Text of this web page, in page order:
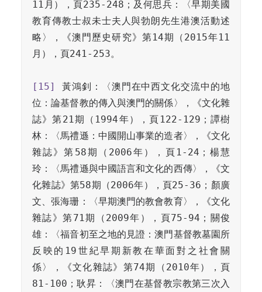
11月），頁235-248；及何思兵：〈早期美國
教育傳教士叔未士夫人與勃朗先生港澳活動述
略〉，《澳門歷史研究》第14期（2015年11
月），頁241-253。
[15]
黃鴻釗：〈澳門在中西文化交流中的地
位：論基督教的傳入與澳門的關係〉，《文化雜
誌》第21期（1994年），頁122-129；譚樹
林：〈馬禮遜：中國開山事業的造者〉，《文化
雜誌》第58期（2006年），頁1-24；楊慧
玲：〈馬禮遜與中國語言和文化的西傳〉，《文
化雜誌》第58期（2006年），頁25-36；顏廣
文、張海珊：〈早期澳門的教會教育〉，《文化
雜誌》第71期（2009年），頁75-94；關俊
雄：〈福音初至之地的見證：澳門基督教墓園所
反映的19世紀早期新教在華面對之社會關
係〉，《文化雜誌》第74期（2010年），頁
81-100；耿昇：〈澳門在基督教宗教第三次入